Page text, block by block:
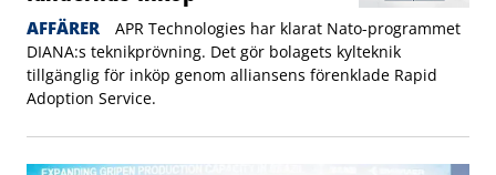
AFFÄRER
APR Technologies har klarat Nato-programmet
DIANA:s teknikprövning. Det gör bolagets kylteknik
tillgänglig för inköp genom alliansens förenklade Rapid
Adoption Service.